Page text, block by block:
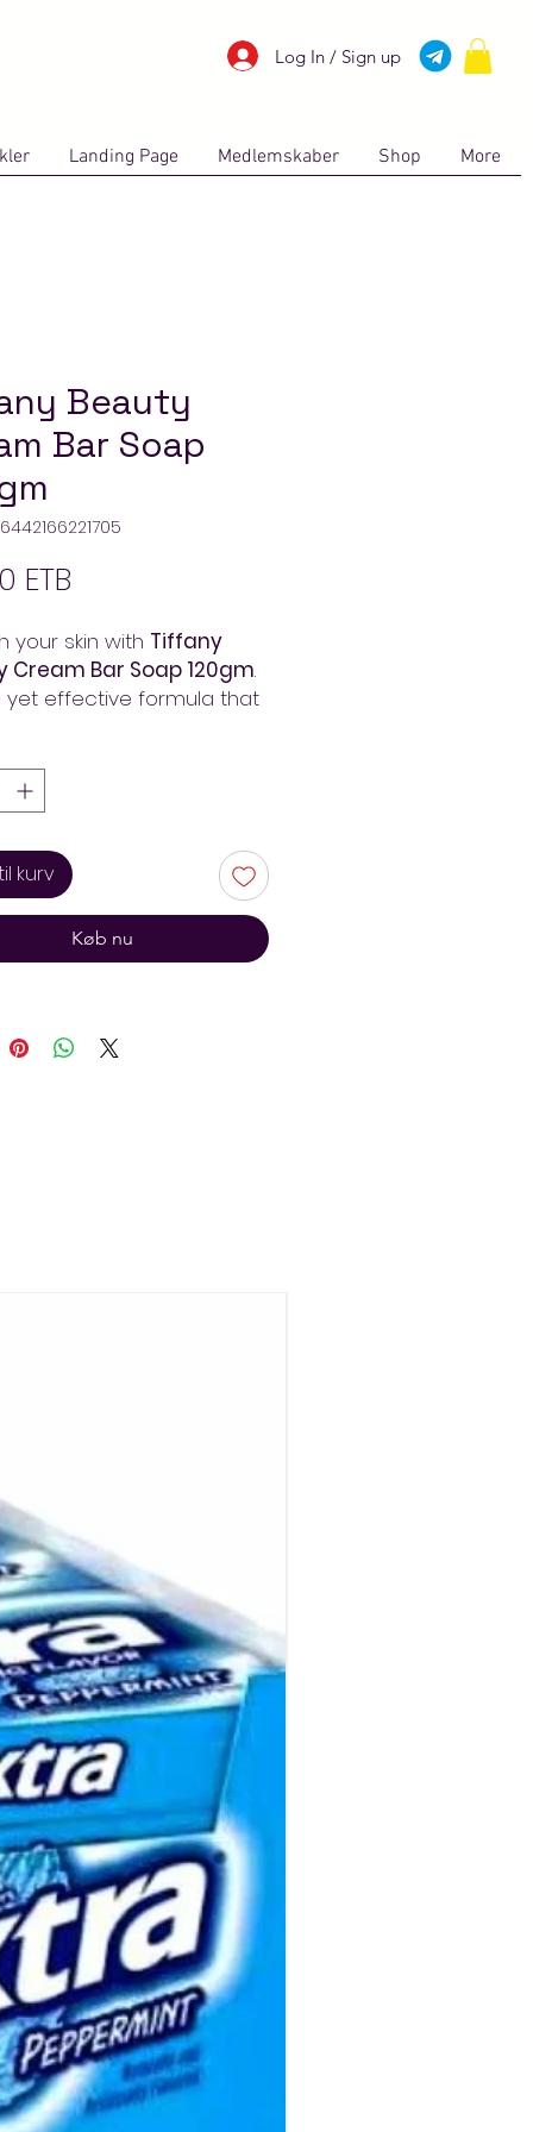
Log In / Sign up
Landing Page Medlemskaber Shop More
Beauty
Bar Soap
ETB
your skin with Tiffany
Cream Bar Soap 120gm.
yet effective formula that
in Addis Ababa from
Mart – always pay less!
kurv
Køb nu